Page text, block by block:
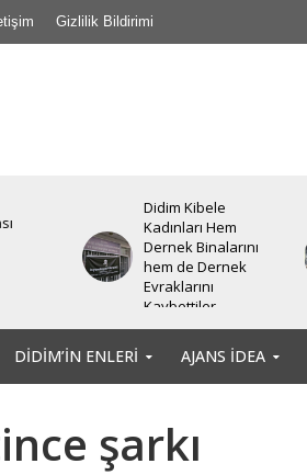
Gizlilik Bildirimi
Bir insanın bir diğer
insana, bir başka
canlıya yapabileceği
tüm kötülüklere şahit
olduğumuz
günlerdeyiz.
DIDIM’IN ENLERI AJANS İDEA
şarkı